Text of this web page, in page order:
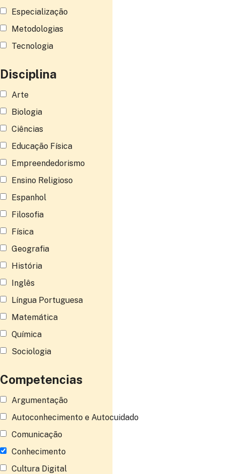
Especialização
Metodologias
Tecnologia
Disciplina
Arte
Biologia
Ciências
Educação Física
Empreendedorismo
Ensino Religioso
Espanhol
Filosofia
Física
Geografia
História
Inglês
Língua Portuguesa
Matemática
Química
Sociologia
Competencias
Argumentação
Autoconhecimento e Autocuidado
Comunicação
Conhecimento
Cultura Digital